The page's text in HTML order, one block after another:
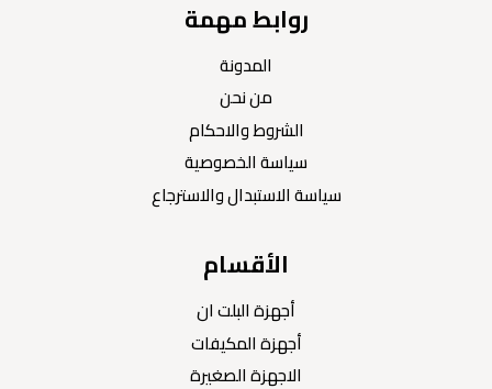
روابط مهمة
المدونة
من نحن
الشروط والاحكام
سياسة الخصوصية
سياسة الاستبدال والاسترجاع
الأقسام
أجهزة البلت ان
أجهزة المكيفات
الاجهزة الصغيرة